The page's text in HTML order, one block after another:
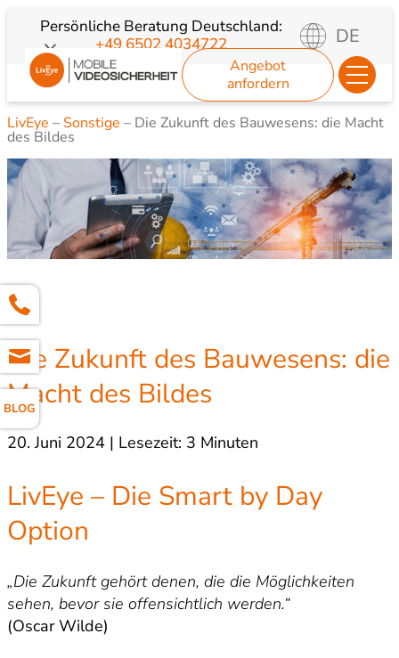
Inhalt
springen
Persönliche Beratung Deutschland:
+49 6502 4034722
DE
Angebot
anfordern
BLOG
LivEye – Sonstige – Die Zukunft des Bauwesens: die Macht
des Bildes
Die Zukunft des Bauwesens: die
Macht des Bildes
20. Juni 2024 | Lesezeit: 3 Minuten
LivEye – Die Smart by Day
Option
„Die Zukunft gehört denen, die die Möglichkeiten
sehen, bevor sie offensichtlich werden.“
(Oscar Wilde)